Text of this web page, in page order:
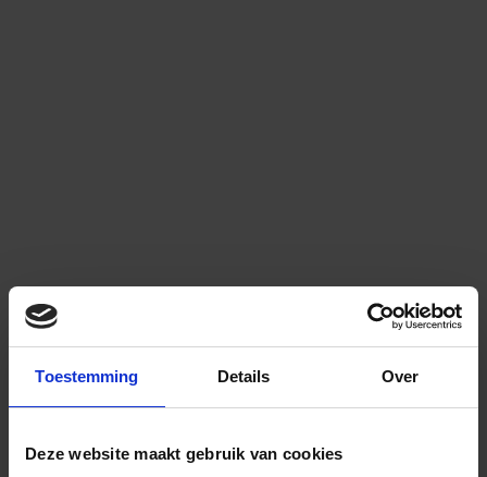
Toestemming Details Over
Deze website maakt gebruik van cookies